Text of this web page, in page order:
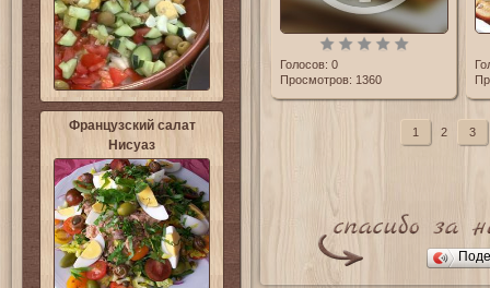
Французский салат
Нисуаз
Голосов: 0
Просмотров: 1360
1 2 3